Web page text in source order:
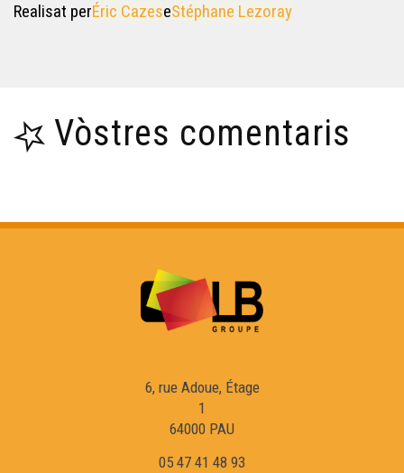
Realisat perÉric CazeseStéphane Lezoray
Vòstres comentaris
6, rue Adoue, Étage
1
64000 PAU
05 47 41 48 93